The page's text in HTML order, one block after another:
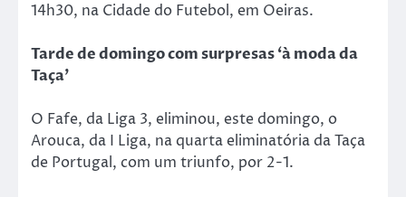
14h30, na Cidade do Futebol, em Oeiras.
Tarde de domingo com surpresas ‘à moda da
Taça’
O Fafe, da Liga 3, eliminou, este domingo, o
Arouca, da I Liga, na quarta eliminatória da Taça
de Portugal, com um triunfo, por 2-1.